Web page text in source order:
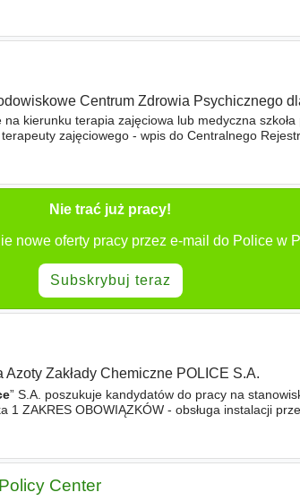
Centrum Zdrowia Psychicznego
kierunku terapia zajęciowa lub medyczna szkoła
zajęciowego - wpis do Centralnego
Nie trać już pracy!
nowe oferty pracy przez e-mail do Police w
Subskrybuj teraz
Azoty Zakłady Chemiczne POLICE S.A.
” S.A. poszukuje kandydatów do pracy na
1 ZAKRES OBOWIĄZKÓW - obsługa instalacji
Center